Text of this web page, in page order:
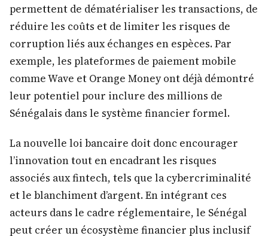
permettent de dématérialiser les transactions, de
réduire les coûts et de limiter les risques de
corruption liés aux échanges en espèces. Par
exemple, les plateformes de paiement mobile
comme Wave et Orange Money ont déjà démontré
leur potentiel pour inclure des millions de
Sénégalais dans le système financier formel.
La nouvelle loi bancaire doit donc encourager
l’innovation tout en encadrant les risques
associés aux fintech, tels que la cybercriminalité
et le blanchiment d’argent. En intégrant ces
acteurs dans le cadre réglementaire, le Sénégal
peut créer un écosystème financier plus inclusif